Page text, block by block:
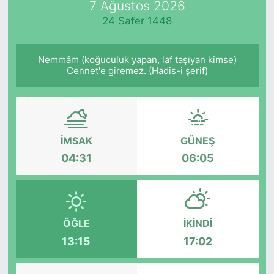
7 Ağustos 2026
24 Safer 1448
Nemmâm (koğuculuk yapan, laf taşıyan kimse)
Cennet'e giremez. (Hadis-i şerif)
İMSAK
04:31
GÜNEŞ
06:05
ÖĞLE
13:15
İKINDI
17:02
KÖŞE YAZILARI
KÖŞE YAZILARI (Arşiv)
KÜLTÜR SANAT
MAGAZİN
RÖPORTAJ
SAĞLIK
SARIYER HABERLERİ
SARIYER İMAR BARIŞI